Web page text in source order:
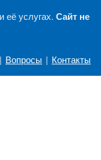
услугах. Сайт не
| Вопросы | Контакты